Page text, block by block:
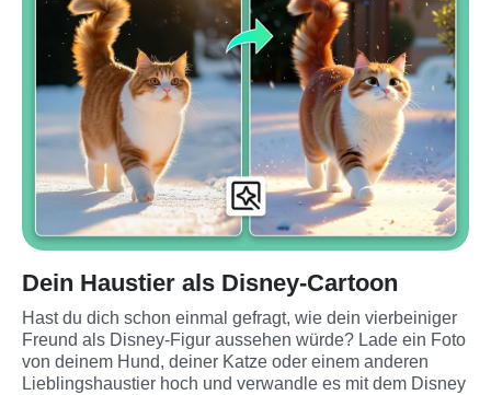
Dein Haustier als Disney-Cartoon
Hast du dich schon einmal gefragt, wie dein vierbeiniger
Freund als Disney-Figur aussehen würde? Lade ein Foto
von deinem Hund, deiner Katze oder einem anderen
Lieblingshaustier hoch und verwandle es mit dem Disney